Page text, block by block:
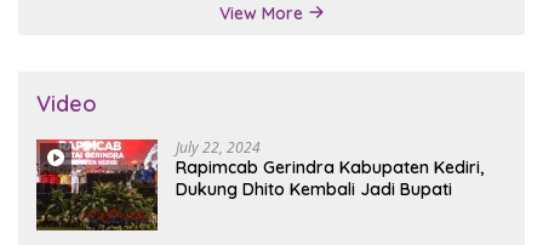
View More
Video
July 22, 2024
Rapimcab Gerindra Kabupaten Kediri,
Dukung Dhito Kembali Jadi Bupati